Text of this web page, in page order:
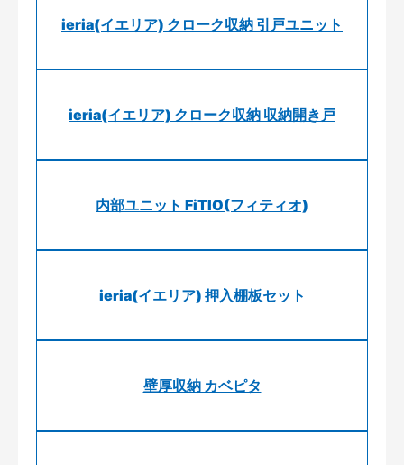
ieria(イエリア) クローク収納 引戸ユニット
ieria(イエリア) クローク収納 収納開き戸
内部ユニット FiTIO(フィティオ)
ieria(イエリア) 押入棚板セット
壁厚収納 カベピタ